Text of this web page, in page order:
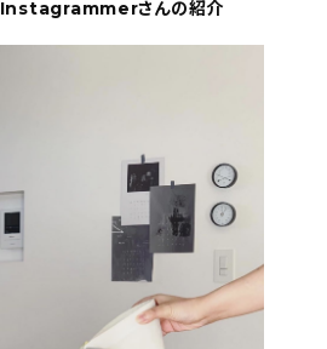
Instagrammerさんの紹介